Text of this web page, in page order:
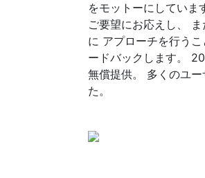
をモットーにしていま
ご要望にお応えし、
に アプローチを行う
ードバックします。
無償提供。 多くのユ
た。